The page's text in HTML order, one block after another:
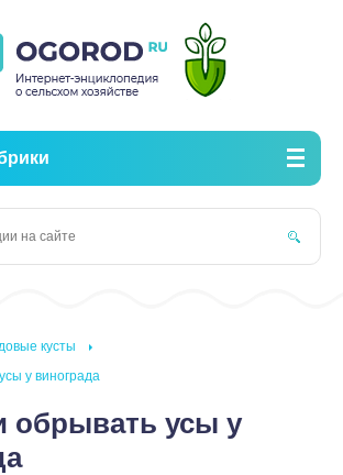
кусты
у винограда
обрывать усы у